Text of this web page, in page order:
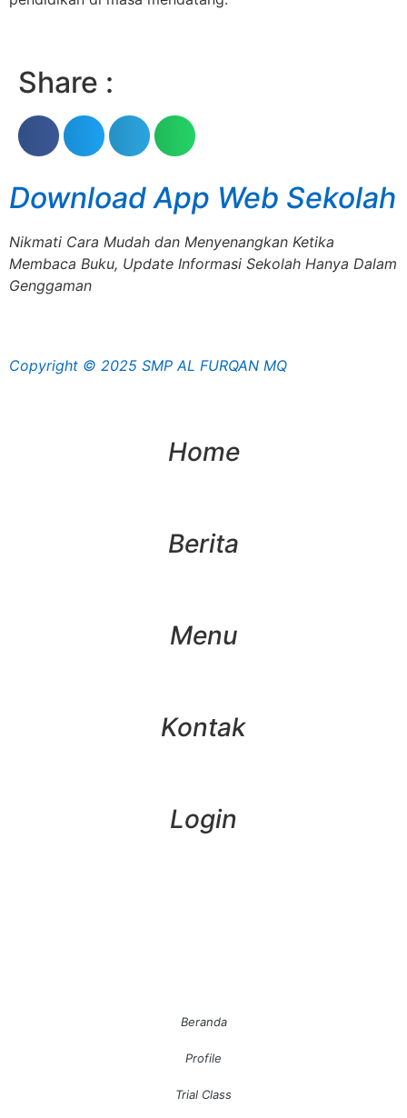
Share :
Download App Web Sekolah
Nikmati Cara Mudah dan Menyenangkan Ketika
Membaca Buku, Update Informasi Sekolah Hanya Dalam
Genggaman
Copyright © 2025 SMP AL FURQAN MQ
Home
Berita
Menu
Kontak
Login
Beranda
Profile
Trial Class